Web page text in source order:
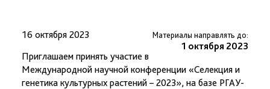
16 октября 2023 Материалы направлять до:
1 октября 2023
Приглашаем принять участие в
Международной научной конференции «Селекция и
генетика культурных растений – 2023», на базе РГАУ-